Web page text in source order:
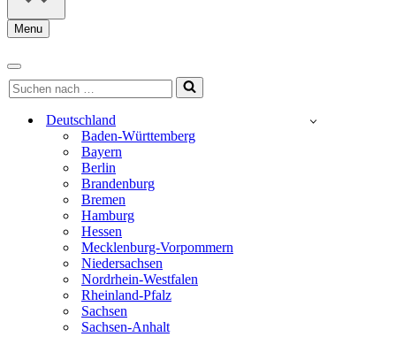
Menu
Navigationsmenü
Navigationsmenü
Suchen
nach …
Deutschland
Baden-Württemberg
Bayern
Berlin
Brandenburg
Bremen
Hamburg
Hessen
Mecklenburg-Vorpommern
Niedersachsen
Nordrhein-Westfalen
Rheinland-Pfalz
Sachsen
Sachsen-Anhalt